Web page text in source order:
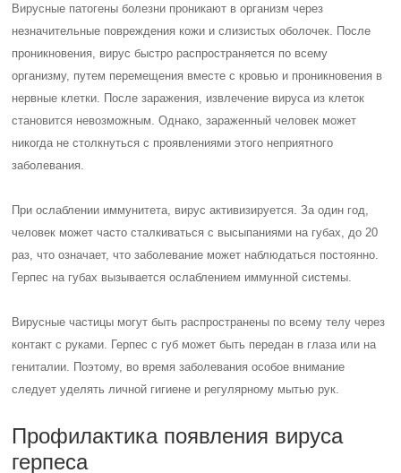
Вирусные патогены болезни проникают в организм через
незначительные повреждения кожи и слизистых оболочек. После
проникновения, вирус быстро распространяется по всему
организму, путем перемещения вместе с кровью и проникновения в
нервные клетки. После заражения, извлечение вируса из клеток
становится невозможным. Однако, зараженный человек может
никогда не столкнуться с проявлениями этого неприятного
заболевания.
При ослаблении иммунитета, вирус активизируется. За один год,
человек может часто сталкиваться с высыпаниями на губах, до 20
раз, что означает, что заболевание может наблюдаться постоянно.
Герпес на губах вызывается ослаблением иммунной системы.
Вирусные частицы могут быть распространены по всему телу через
контакт с руками. Герпес с губ может быть передан в глаза или на
гениталии. Поэтому, во время заболевания особое внимание
следует уделять личной гигиене и регулярному мытью рук.
Профилактика появления вируса
герпеса